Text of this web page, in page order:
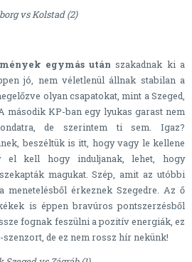
vs Kolstad (2)
egymás után szakadnak ki a
jó, nem véletlenül állnak stabilan a
olyan csapatokat, mint a Szeged,
második KP-ban egy lyukas garast nem
de szerintem ti sem. Igaz?
beszéltük is itt, hogy vagy le kellene
el kell hogy induljanak, lehet, hogy
magukat. Szép, amit az utóbbi
menetelésből érkeznek Szegedre. Az ő
is éppen bravúros pontszerzésből
fognak feszülni a pozitív energiák, ez
de ez nem rossz hír nekünk!